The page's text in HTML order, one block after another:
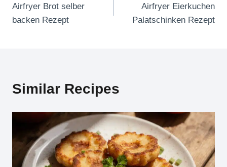
Airfryer Brot selber
backen Rezept
Airfryer Eierkuchen
Palatschinken Rezept
Similar Recipes